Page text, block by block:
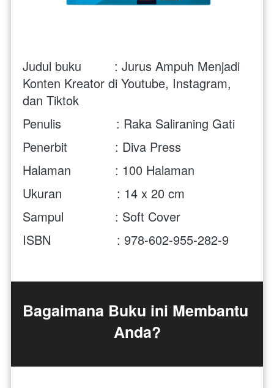
Judul buku         : Jurus Ampuh Menjadi
Konten Kreator di Youtube, Instagram,
dan Tiktok
Penulis               : Raka Saliraning Gati
Penerbit             : Diva Press
Halaman            : 100 Halaman
Ukuran               : 14 x 20 cm
Sampul              : Soft Cover
ISBN                  : 978-602-955-282-9
Bagaimana Buku ini Membantu
Anda?